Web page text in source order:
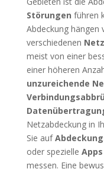
Störungen führen
Abdeckung
verschiedenen
meist von einer
einer höheren
unzureichende
Netzabdeckung in
Sie auf
oder spezielle Apps
messen. Eine